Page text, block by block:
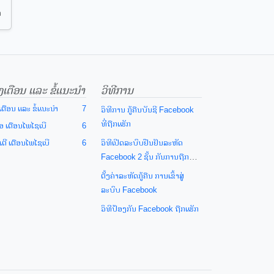
ເຕືອນ ແລະ ຂໍ້ແນະນຳ
ຕືອນ ແລະ ຂໍ້ແນະນຳ
7
ເຕືອນໄພໄຊເບີ
6
ເຕືອນໄພໄຊເບີ
6
ວິທີການ
ວິທີການ ກູ້ຄືນບັນຊີ Facebook
ທີ່ຖືກແຮັກ
ວິທີເປີດລະບົບຢືນຢັນລະຫັດ
Facebook 2 ຊັ້ນ ກັນການຖືກ
"Hack"
ຕັ້ງຄ່າລະຫັດກູ້ຄືນ ການເຂົ້າສູ່
ລະບົບ Facebook
ວິທີປ້ອງກັນ Facebook ຖືກແຮັກ